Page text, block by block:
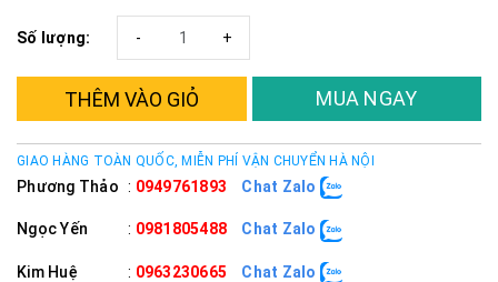
Số lượng: +
-
THÊM VÀO GIỎ MUA NGAY
GIAO HÀNG TOÀN QUỐC, MIỄN PHÍ VẬN CHUYỂN HÀ NỘI
Phương Thảo : 0949761893 Chat Zalo
Ngọc Yến : 0981805488 Chat Zalo
Kim Huệ : 0963230665 Chat Zalo